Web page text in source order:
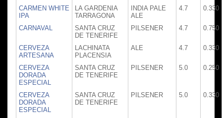
CARMEN WHITE
IPA
LA GARDENIA
TARRAGONA
INDIA PALE
ALE
4.7 0.330
CARNAVAL
SANTA CRUZ
DE TENERIFE
PILSENER 4.7 0.750
CERVEZA
ARTESANA
LACHINATA
PLACENSIA
ALE 4.7 0.330
CERVEZA
DORADA
ESPECIAL
SANTA CRUZ
DE TENERIFE
PILSENER 5.0 0.250
CERVEZA
DORADA
ESPECIAL
SANTA CRUZ
DE TENERIFE
PILSENER 5.0 0.330